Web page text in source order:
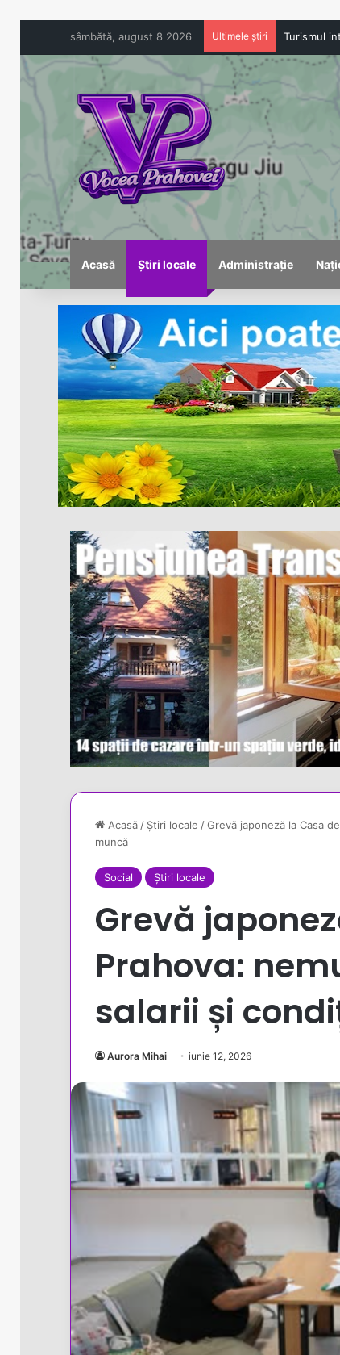
sâmbătă, august 8 2026 Ultimele știri
Acasă Știri locale Administrație
Acasă/ Știri locale /Grevă japoneză la Casa
muncă
Social Știri locale
Grevă
Prahova:
salarii și
Aurora Mihai iunie 12, 2026